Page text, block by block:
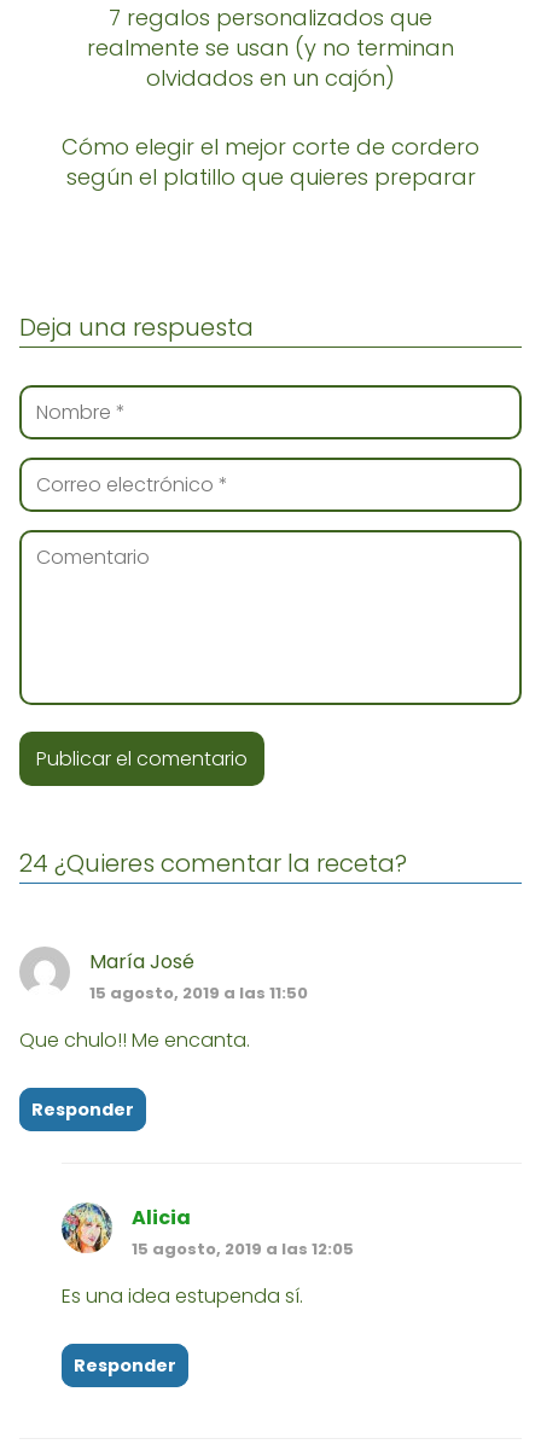
7 regalos personalizados que
realmente se usan (y no terminan
olvidados en un cajón)
Cómo elegir el mejor corte de cordero
según el platillo que quieres preparar
24 ¿Quieres comentar la receta?
María José
15 agosto, 2019 a las 11:50
Que chulo!! Me encanta.
Responder
Alicia
15 agosto, 2019 a las 12:05
Es una idea estupenda sí.
Responder
Deja una respuesta